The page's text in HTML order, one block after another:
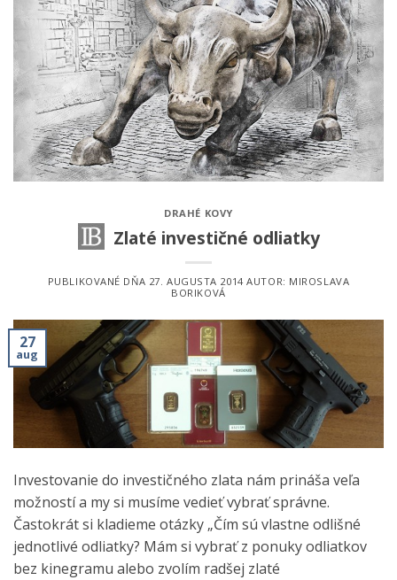
DRAHÉ KOVY
Zlaté investičné odliatky
PUBLIKOVANÉ DŇA 27. AUGUSTA 2014AUTOR: MIROSLAVA
BORIKOVÁ
27
aug
Investovanie do investičného zlata nám prináša veľa
možností a my si musíme vedieť vybrať správne.
Častokrát si kladieme otázky „Čím sú vlastne odlišné
jednotlivé odliatky? Mám si vybrať z ponuky odliatkov
bez kinegramu alebo zvolím radšej zlaté